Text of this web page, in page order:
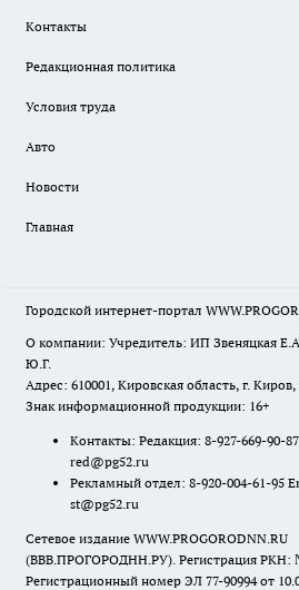
Контакты
Редакционная политика
Условия труда
Авто
Новости
Главная
Городской интернет-портал
О компании: Учредитель: ИП Звеняцкая
Ю.Г.
Адрес: 610001, Кировская область, г.
Знак информационной продукции: 16+
Контакты: Редакция: 8-927-669-90-
red@pg52.ru
Рекламный отдел: 8-920-004-61-95
st@pg52.ru
Сетевое издание WWW.PROGORODNN.RU
(ВВВ.ПРОГОРОДНН.РУ). Регистрация РКН:
Регистрационный номер ЭЛ 77-90994 от